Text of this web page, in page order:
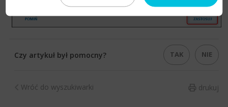
Czy artykuł był pomocny? TAK NIE
drukuj
Wróć do wyszukiwarki